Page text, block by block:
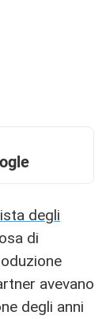
degli
di
avevano
degli anni